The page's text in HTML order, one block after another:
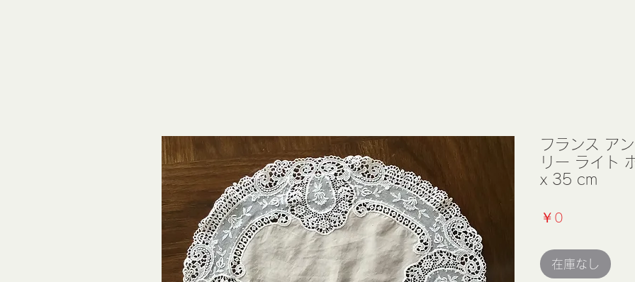
フランス ア
リー ライト
x 35 cm
￥0
在庫なし